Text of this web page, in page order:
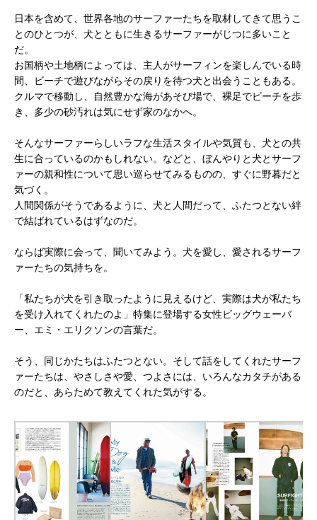
日本を含めて、世界各地のサーファーたちを取材してきて思うこ
とのひとつが、犬とともに生きるサーファーがじつに多いこと
だ。
お国柄や土地柄によっては、主人がサーフィンを楽しんでいる時
間、ビーチで遊びながらその戻りを待つ犬と出会うこともある。
クルマで移動し、自然豊かな海があそび場で、裸足でビーチを歩
き、多少の砂汚れは気にせず家のなかへ。
そんなサーファーらしいラフな生活スタイルや気質も、犬との共
生に合っているのかもしれない。などと、ぼんやりと犬とサーフ
ァーの親和性について思い巡らせてみるものの、すぐに野暮だと
気づく。
人間関係がそうであるように、犬と人間だって、ふたつとない絆
で結ばれているはずなのだ。
ならば実際に会って、聞いてみよう。犬を愛し、愛されるサーフ
ァーたちの気持ちを。
「私たちが犬を引き取ったように見えるけど、実際は犬が私たち
を受け入れてくれたのよ」特集に登場する女性ビッグウェーバ
ー、エミ・エリクソンの言葉だ。
そう、同じかたちはふたつとない。そして話をしてくれたサーフ
ァーたちは、やさしさや愛、つよさには、いろんなカタチがある
のだと、あらためて教えてくれた気がする。